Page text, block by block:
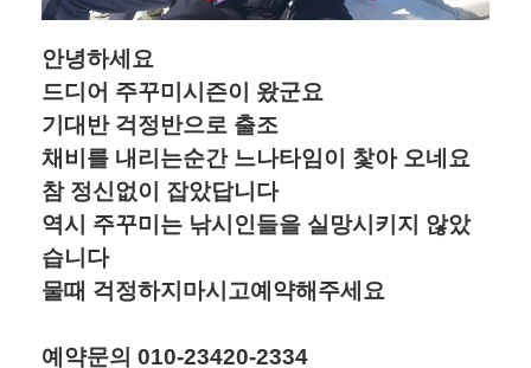
​안녕하세요
드디어 주꾸미시즌이 왔군요
기대반 걱정반으로 출조
채비를 내리는순간 느나타임이 찿아 오네요
참 정신없이 잡았답니다
역시 주꾸미는 낚시인들을 실망시키지 않았
습니다
물때 걱정하지마시고예약해주세요
예약문의 010-23420-2334